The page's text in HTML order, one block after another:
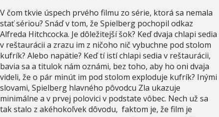
V čom tkvie úspech prvého filmu zo série, ktorá sa nemala
stať sériou? Snáď v tom, že Spielberg pochopil odkaz
Alfreda Hitchcocka. Je dôležitejší šok? Keď dvaja chlapi sedia
v reštaurácii a zrazu im z ničoho nič vybuchne pod stolom
kufrík? Alebo napätie? Keď tí istí chlapi sedia v reštaurácii,
bavia sa a titulok nám oznámi, bez toho, aby ho oni dvaja
videli, že o pár minút im pod stolom exploduje kufrík? Inými
slovami, Spielberg hlavného pôvodcu Zla ukazuje
minimálne a v prvej polovici v podstate vôbec. Nech už sa
tak stalo z akéhokoľvek dôvodu, faktom je, že film je